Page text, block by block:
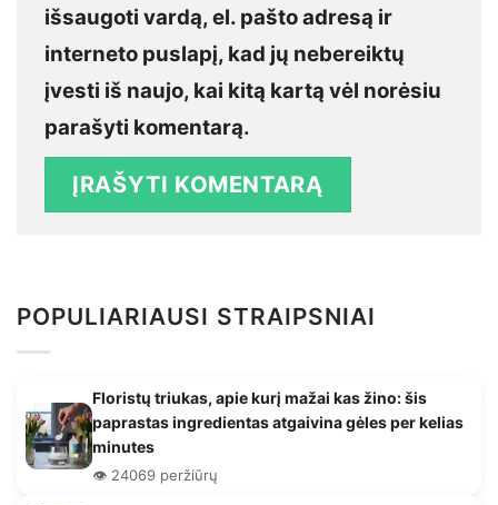
išsaugoti vardą, el. pašto adresą ir
interneto puslapį, kad jų nebereiktų
įvesti iš naujo, kai kitą kartą vėl norėsiu
parašyti komentarą.
POPULIARIAUSI STRAIPSNIAI
Floristų triukas, apie kurį mažai kas žino: šis
paprastas ingredientas atgaivina gėles per kelias
minutes
👁️ 24069 peržiūrų